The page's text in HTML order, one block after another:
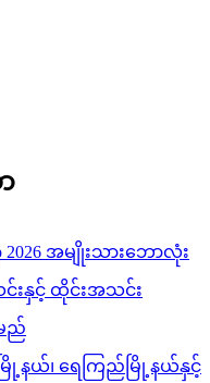
2026 အမျိုးသားဘောလုံး
းနှင့် ထိုင်းအသင်း
ည်
ြို့နယ်၊ ရေကြည်မြို့နယ်နှင့်